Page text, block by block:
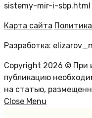
sistemy-mir-i-sbp.html
Карта сайта
Разработка:
Copyright 2026 © При
публикацию
на статью,
Close Menu